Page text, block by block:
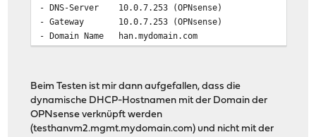
- DNS-Server 10.0.7.253 (OPNsense)
- Gateway 10.0.7.253 (OPNsense)
- Domain Name han.mydomain.com
Beim Testen ist mir dann aufgefallen, dass die
dynamische DHCP-Hostnamen mit der Domain der
OPNsense verknüpft werden
(testhanvm2.mgmt.mydomain.com) und nicht mit der